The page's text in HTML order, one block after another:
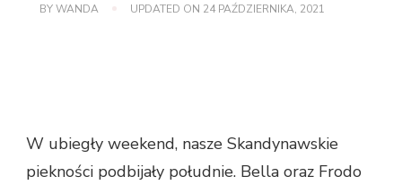
BYWANDA UPDATED ON 24 PAŹDZIERNIKA, 2021
W ubiegły weekend, nasze Skandynawskie
piekności podbijały południe. Bella oraz Frodo